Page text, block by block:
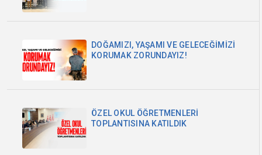
DOĞAMIZI, YAŞAMI VE GELECEĞİMİZİ
KORUMAK ZORUNDAYIZ!
ÖZEL OKUL ÖĞRETMENLERİ
TOPLANTISINA KATILDIK